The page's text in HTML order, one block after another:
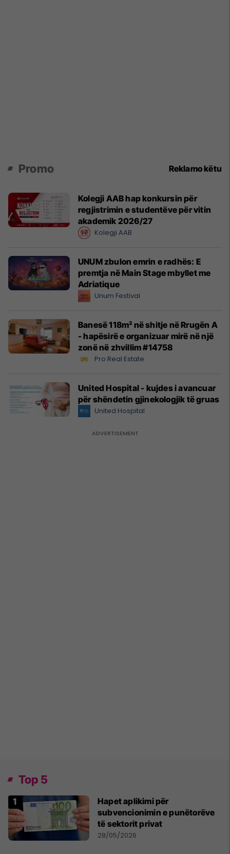
Promo Reklamo këtu
Kolegji AAB hap konkursin për
regjistrimin e studentëve për vitin
akademik 2026/27
Kolegji AAB
UNUM zbulon emrin e radhës: E
premtja në Main Stage mbyllet me
Adriatique
Unum Festival
Banesë 118m² në shitje në Rrugën A
- hapësirë e organizuar mirë në një
zonë në zhvillim #14758
Pro Real Estate
United Hospital - kujdes i avancuar
për shëndetin gjinekologjik të gruas
United Hospital
Top 5
Hapet aplikimi për
subvencionimin e punëtorëve
të sektorit privat
28/05/2026